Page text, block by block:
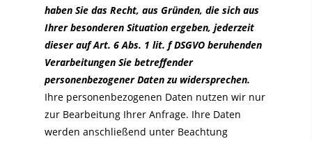
haben Sie das Recht, aus Gründen, die sich aus
Ihrer besonderen Situation ergeben, jederzeit
dieser auf Art. 6 Abs. 1 lit. f DSGVO beruhenden
Verarbeitungen Sie betreffender
personenbezogener Daten zu widersprechen.
Ihre personenbezogenen Daten nutzen wir nur
zur Bearbeitung Ihrer Anfrage. Ihre Daten
werden anschließend unter Beachtung